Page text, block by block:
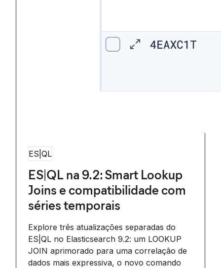
ES|QL
ES|QL na 9.2: Smart Lookup
Joins e compatibilidade com
séries temporais
Explore três atualizações separadas do
ES|QL no Elasticsearch 9.2: um LOOKUP
JOIN aprimorado para uma correlação de
dados mais expressiva, o novo comando